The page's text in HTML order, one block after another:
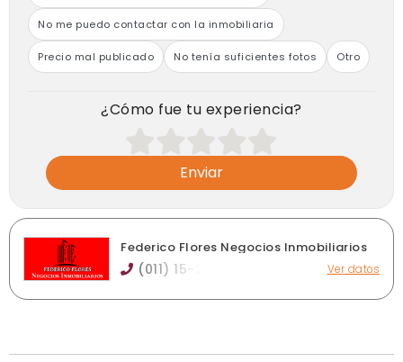
No me puedo contactar con la inmobiliaria
Precio mal publicado No tenía suficientes fotos Otro
¿Cómo fue tu experiencia?
Enviar
Federico Flores Negocios Inmobiliarios
(011) 15-2 Ver datos
Ver publicaciones de la inmobiliaria